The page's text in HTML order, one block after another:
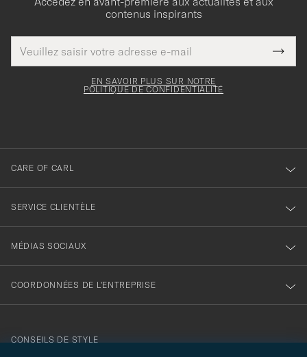
contenus inspirants
de
courrier
Merci
pour
EN SAVOIR PLUS SUR NOTRE
POLITIQUE DE CONFIDENTIALITÉ
CARE OF CARL
SERVICE CLIENTÈLE
MÉDIAS SOCIAUX
COORDONNÉES DE L'ENTREPRISE
CONSEILS DE STYLE